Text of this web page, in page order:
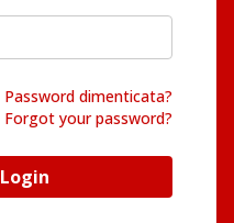
Password dimenticata?
Forgot your password?
Accedi / Login